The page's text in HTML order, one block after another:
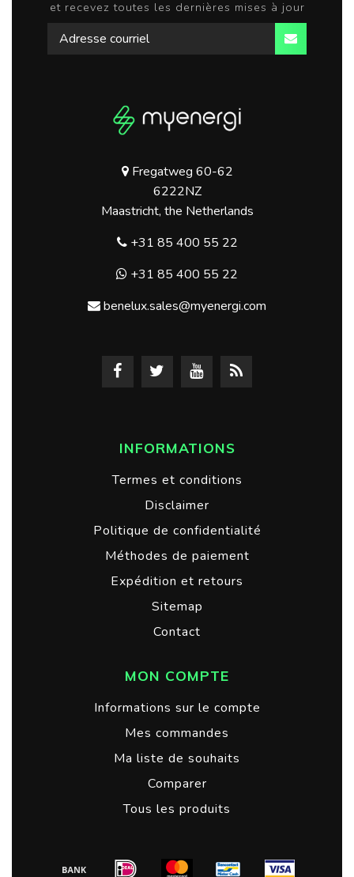
et recevez toutes les dernières mises à jour
Fregatweg 60-62
6222NZ
Maastricht, the Netherlands
+31 85 400 55 22
+31 85 400 55 22
benelux.sales@myenergi.com
INFORMATIONS
Termes et conditions
Disclaimer
Politique de confidentialité
Méthodes de paiement
Expédition et retours
Sitemap
Contact
MON COMPTE
Informations sur le compte
Mes commandes
Ma liste de souhaits
Comparer
Tous les produits